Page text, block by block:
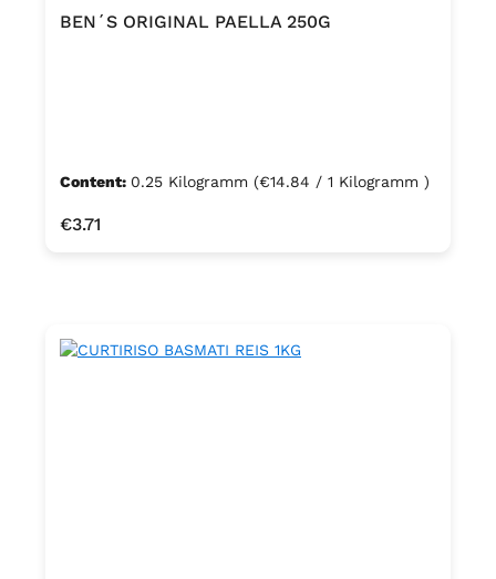
BEN´S ORIGINAL PAELLA 250G
Content: 0.25 Kilogramm (€14.84 / 1 Kilogramm )
Regular price:
€3.71